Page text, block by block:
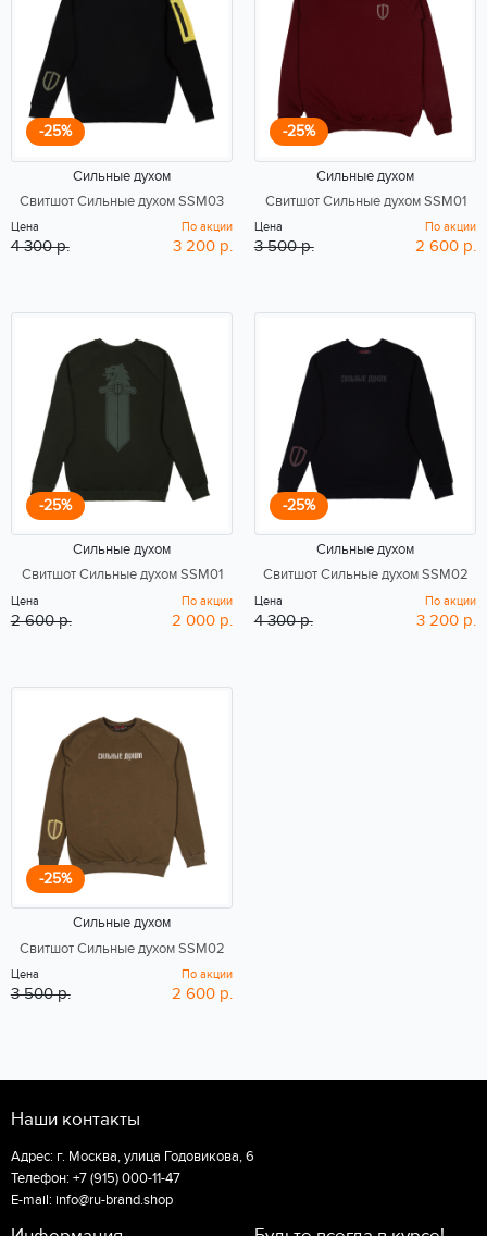
-25%
Сильные духом
Свитшот Сильные духом SSM03
Цена
4 300 р.
По акции
3 200 р.
-25%
Сильные духом
Свитшот Сильные духом SSM01
Цена
3 500 р.
По акции
2 600 р.
-25%
Сильные духом
Свитшот Сильные духом SSM01
Цена
2 600 р.
По акции
2 000 р.
-25%
Сильные духом
Свитшот Сильные духом SSM02
Цена
4 300 р.
По акции
3 200 р.
-25%
Сильные духом
Свитшот Сильные духом SSM02
Цена
3 500 р.
По акции
2 600 р.
Наши контакты
Адрес: г. Москва, улица Годовикова, 6
Телефон: +7 (915) 000-11-47
E-mail: info@ru-brand.shop